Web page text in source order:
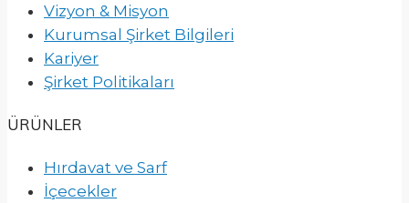
Vizyon & Misyon
Kurumsal Şirket Bilgileri
Kariyer
Şirket Politikaları
ÜRÜNLER
Hırdavat ve Sarf
İçecekler